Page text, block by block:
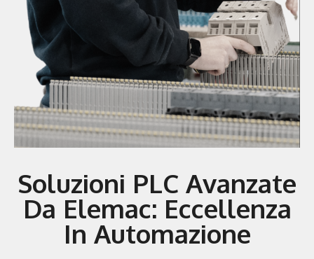
Soluzioni PLC Avanzate
Da Elemac: Eccellenza
In Automazione